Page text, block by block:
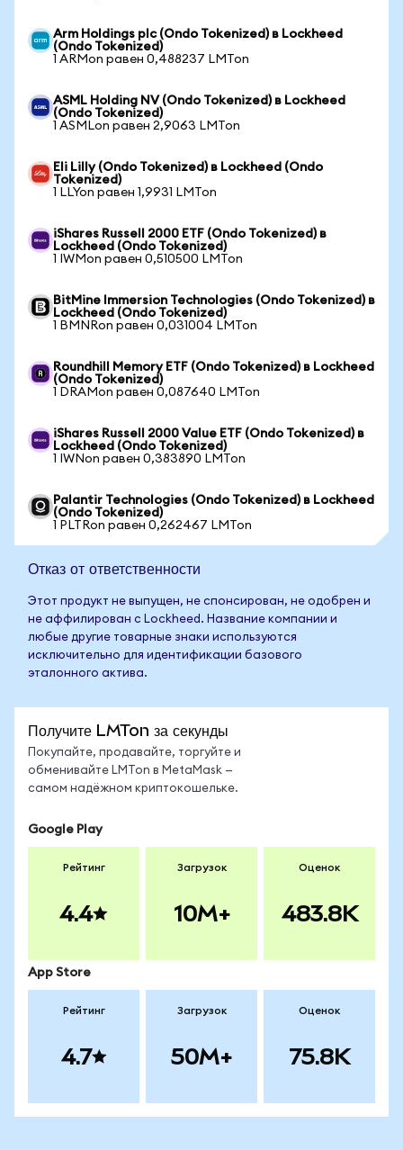
Arm Holdings plc (Ondo Tokenized) в Lockheed
(Ondo Tokenized)
1 ARMon равен 0,488237 LMTon
ASML Holding NV (Ondo Tokenized) в Lockheed
(Ondo Tokenized)
1 ASMLon равен 2,9063 LMTon
Eli Lilly (Ondo Tokenized) в Lockheed (Ondo
Tokenized)
1 LLYon равен 1,9931 LMTon
iShares Russell 2000 ETF (Ondo Tokenized) в
Lockheed (Ondo Tokenized)
1 IWMon равен 0,510500 LMTon
BitMine Immersion Technologies (Ondo Tokenized) в
Lockheed (Ondo Tokenized)
1 BMNRon равен 0,031004 LMTon
Roundhill Memory ETF (Ondo Tokenized) в Lockheed
(Ondo Tokenized)
1 DRAMon равен 0,087640 LMTon
iShares Russell 2000 Value ETF (Ondo Tokenized) в
Lockheed (Ondo Tokenized)
1 IWNon равен 0,383890 LMTon
Palantir Technologies (Ondo Tokenized) в Lockheed
(Ondo Tokenized)
1 PLTRon равен 0,262467 LMTon
Отказ от ответственности
Этот продукт не выпущен, не спонсирован, не одобрен и
не аффилирован с Lockheed. Название компании и
любые другие товарные знаки используются
исключительно для идентификации базового
эталонного актива.
Получите LMTon за секунды
Покупайте, продавайте, торгуйте и
обменивайте LMTon в MetaMask —
самом надёжном криптокошельке.
Google Play
Рейтинг
4.4
Загрузок
10M+
Оценок
483.8K
App Store
Рейтинг
4.7
Загрузок
50M+
Оценок
75.8K